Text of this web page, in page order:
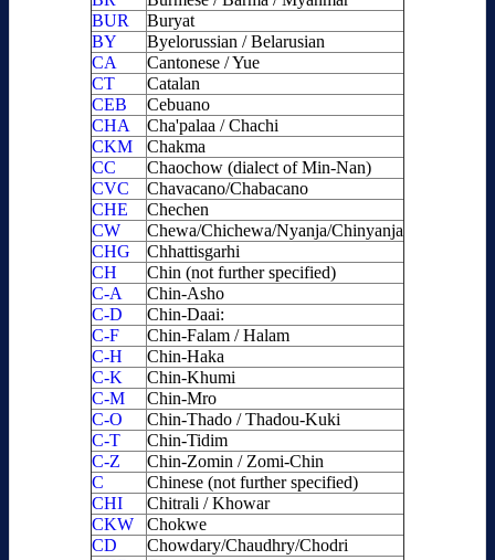
BUR
Buryat
BY
Byelorussian / Belarusian
CA
Cantonese / Yue
CT
Catalan
CEB
Cebuano
CHA
Cha'palaa / Chachi
CKM
Chakma
CC
Chaochow (dialect of Min-Nan)
CVC
Chavacano/Chabacano
CHE
Chechen
CW
Chewa/Chichewa/Nyanja/Chinyanja
CHG
Chhattisgarhi
CH
Chin (not further specified)
C-A
Chin-Asho
C-D
Chin-Daai:
C-F
Chin-Falam / Halam
C-H
Chin-Haka
C-K
Chin-Khumi
C-M
Chin-Mro
C-O
Chin-Thado / Thadou-Kuki
C-T
Chin-Tidim
C-Z
Chin-Zomin / Zomi-Chin
C
Chinese (not further specified)
CHI
Chitrali / Khowar
CKW
Chokwe
CD
Chowdary/Chaudhry/Chodri